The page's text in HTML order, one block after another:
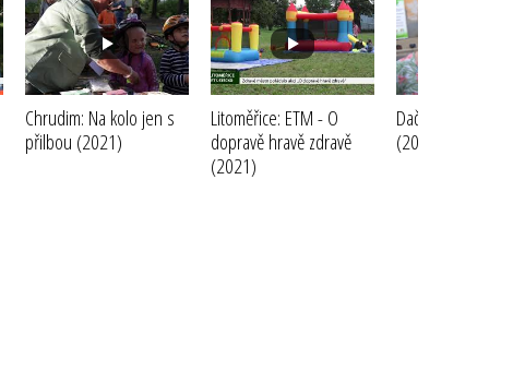
Chrudim: Na kolo jen s
přilbou (2021)
Litoměřice: ETM - O
dopravě hravě zdravě
(2021)
Dačice: Den bez
(2021)